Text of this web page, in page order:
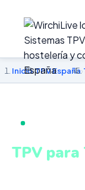
Inicio›TPV España›
TPV PARA
TPV para